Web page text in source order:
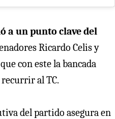
a un punto clave del
Ricardo Celis y
con este la bancada
al TC.
del partido asegura en